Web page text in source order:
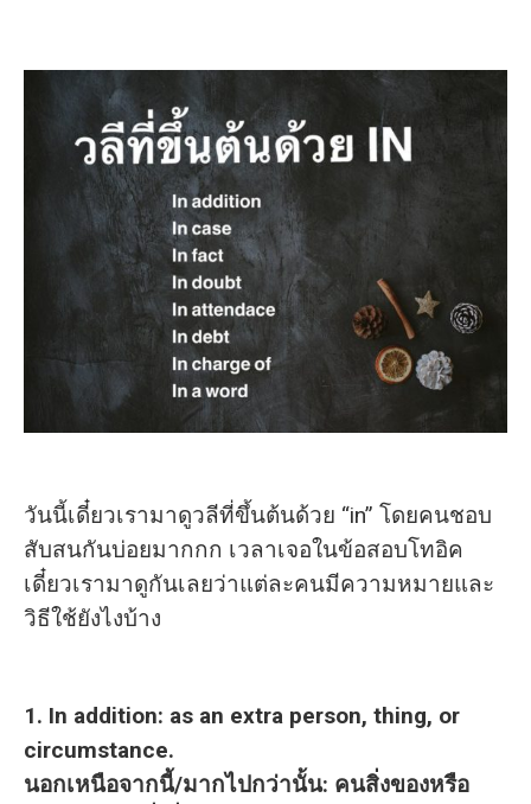
วันนี้เดี๋ยวเรามาดูวลีที่ขึ้นต้นด้วย “in” โดยคนชอบ
สับสนกันบ่อยมากกก เวลาเจอในข้อสอบโทอิค
เดี๋ยวเรามาดูกันเลยว่าแต่ละคนมีความหมายและ
วิธีใช้ยังไงบ้าง
1. In addition: as an extra person, thing, or
circumstance.
นอกเหนือจากนี้/มากไปกว่านั้น: คนสิ่งของหรือ